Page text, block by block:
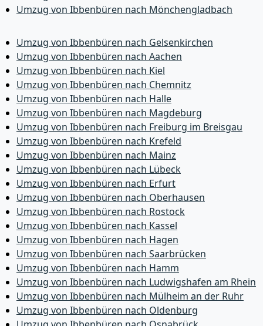
Umzug von Ibbenbüren nach Mönchen­gladbach
Umzug von Ibbenbüren nach Gelsenkirchen
Umzug von Ibbenbüren nach Aachen
Umzug von Ibbenbüren nach Kiel
Umzug von Ibbenbüren nach Chemnitz
Umzug von Ibbenbüren nach Halle
Umzug von Ibbenbüren nach Magdeburg
Umzug von Ibbenbüren nach Freiburg im Breisgau
Umzug von Ibbenbüren nach Krefeld
Umzug von Ibbenbüren nach Mainz
Umzug von Ibbenbüren nach Lübeck
Umzug von Ibbenbüren nach Erfurt
Umzug von Ibbenbüren nach Oberhausen
Umzug von Ibbenbüren nach Rostock
Umzug von Ibbenbüren nach Kassel
Umzug von Ibbenbüren nach Hagen
Umzug von Ibbenbüren nach Saarbrücken
Umzug von Ibbenbüren nach Hamm
Umzug von Ibbenbüren nach Ludwigshafen am Rhein
Umzug von Ibbenbüren nach Mülheim an der Ruhr
Umzug von Ibbenbüren nach Oldenburg